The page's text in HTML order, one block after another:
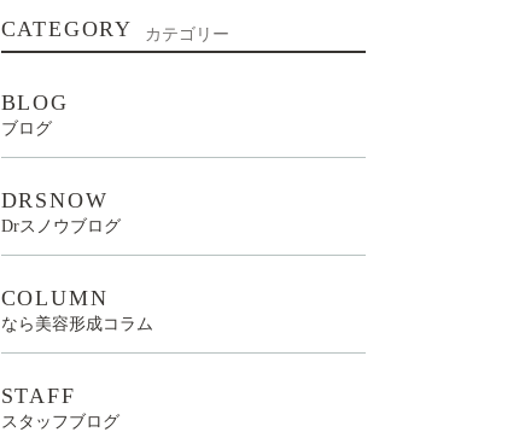
CATEGORY カテゴリー
BLOG
ブログ
DRSNOW
Drスノウブログ
COLUMN
なら美容形成コラム
STAFF
スタッフブログ